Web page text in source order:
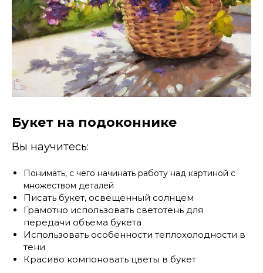
Букет на подоконнике
Вы научитесь:
Понимать, с чего начинать работу над картиной с
множеством деталей
Писать букет, освещенный солнцем
Грамотно использовать светотень для
передачи объема букета
Использовать особенности теплохолодности в
тени
Красиво компоновать цветы в букет